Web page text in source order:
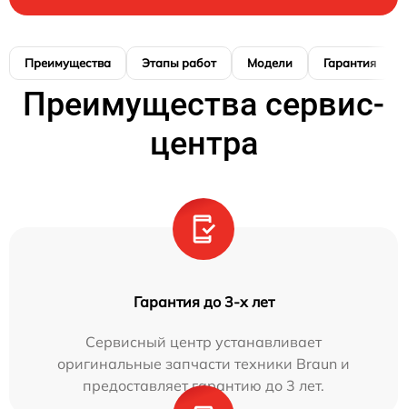
Преимущества Этапы работ Модели Гарантия
Преимущества сервис-
центра
Гарантия до 3-х лет
Сервисный центр устанавливает
оригинальные запчасти техники Braun и
предоставляет гарантию до 3 лет.